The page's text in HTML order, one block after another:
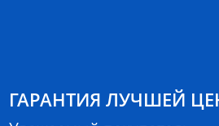
ГАРАНТИЯ ЛУЧШЕЙ